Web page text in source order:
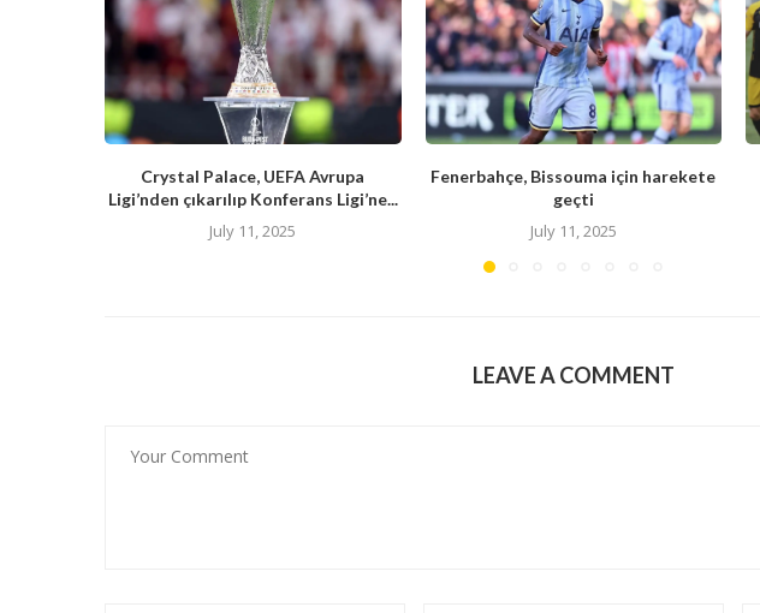
Crystal Palace, UEFA Avrupa
Ligi’nden çıkarılıp Konferans Ligi’ne...
July 11, 2025
Fenerbahçe, Bissouma için harekete
geçti
July 11, 2025
LEAVE A COMMENT